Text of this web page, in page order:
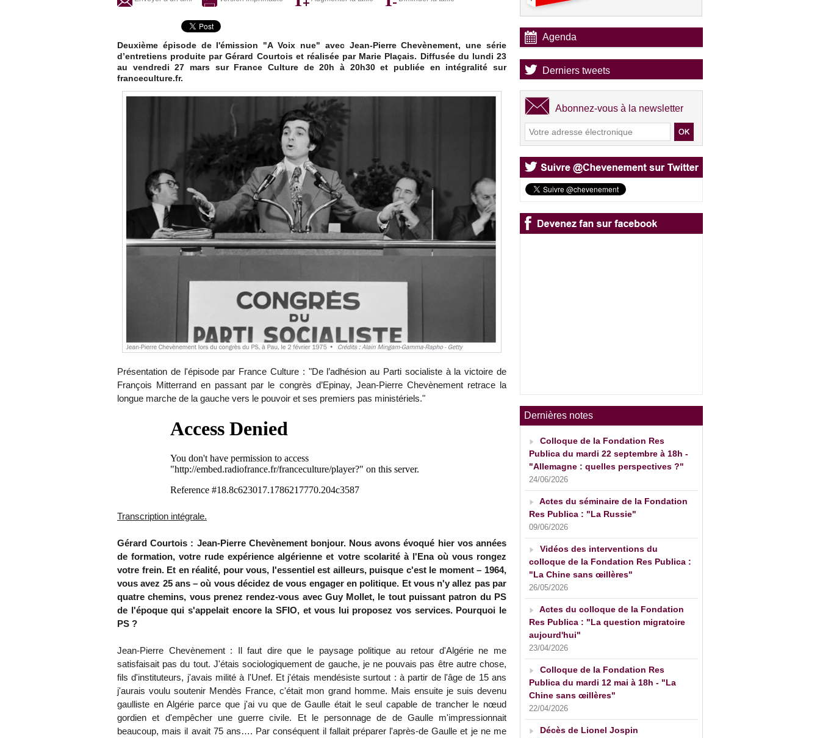
Deuxième épisode de l'émission "A Voix nue" avec Jean-Pierre Chevènement, une série
d’entretiens produite par Gérard Courtois et réalisée par Marie Plaçais. Diffusée du lundi 23
au vendredi 27 mars sur France Culture de 20h à 20h30 et publiée en intégralité sur
franceculture.fr.
Présentation de l'épisode par France Culture : "De l’adhésion au Parti socialiste à la victoire de
François Mitterrand en passant par le congrès d’Epinay, Jean-Pierre Chevènement retrace la
longue marche de la gauche vers le pouvoir et ses premiers pas ministériels."
Transcription intégrale.
Gérard Courtois : Jean-Pierre Chevènement bonjour. Nous avons évoqué hier vos années
de formation, votre rude expérience algérienne et votre scolarité à l'Ena où vous rongez
votre frein. Et en réalité, pour vous, l'essentiel est ailleurs, puisque c'est le moment – 1964,
vous avez 25 ans – où vous décidez de vous engager en politique. Et vous n'y allez pas par
quatre chemins, vous prenez rendez-vous avec Guy Mollet, le tout puissant patron du PS
de l'époque qui s'appelait encore la SFIO, et vous lui proposez vos services. Pourquoi le
PS ?
Jean-Pierre Chevènement : Il faut dire que le paysage politique au retour d'Algérie ne me
satisfaisait pas du tout. J'étais sociologiquement de gauche, je ne pouvais pas être autre chose,
fils d'instituteurs, j'avais milité à l'Unef. Et j'étais mendésiste surtout : à partir de l'âge de 15 ans
j'aurais voulu soutenir Mendès France, c'était mon grand homme. Mais ensuite je suis devenu
gaulliste en Algérie parce que j'ai vu que de Gaulle était le seul capable de trancher le nœud
gordien et d'empêcher une guerre civile. Et le personnage de de Gaulle m'impressionnait
beaucoup, mais il avait 75 ans…. Par conséquent il fallait préparer l'après-de Gaulle et je ne me
Agenda
Derniers tweets
Abonnez-vous à la newsletter
Dernières notes
Colloque de la Fondation Res
Publica du mardi 22 septembre à 18h -
"Allemagne : quelles perspectives ?"
24/06/2026
Actes du séminaire de la Fondation
Res Publica : "La Russie"
09/06/2026
Vidéos des interventions du
colloque de la Fondation Res Publica :
"La Chine sans œillères"
26/05/2026
Actes du colloque de la Fondation
Res Publica : "La question migratoire
aujourd'hui"
23/04/2026
Colloque de la Fondation Res
Publica du mardi 12 mai à 18h - "La
Chine sans œillères"
22/04/2026
Décès de Lionel Jospin